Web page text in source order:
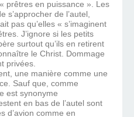
prêtres en puissance ». Les
s’approcher de l’autel,
pas qu’elles « s’imaginent
J’ignore si les petits
surtout qu’ils en retirent
le Christ. Dommage
privées.
une manière comme une
Sauf que, comme
est synonyme
en bas de l’autel sont
d’avion comme en